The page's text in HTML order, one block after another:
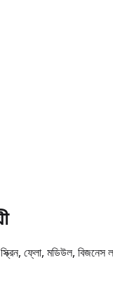
ফ্লো, মডিউল,